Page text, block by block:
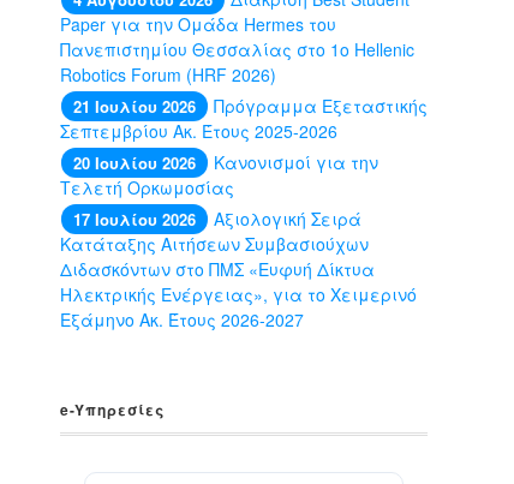
Paper για την Ομάδα Hermes του
Πανεπιστημίου Θεσσαλίας στο 1ο Hellenic
Robotics Forum (HRF 2026)
21 Ιουλίου 2026
Πρόγραμμα Εξεταστικής
Σεπτεμβρίου Ακ. Έτους 2025-2026
20 Ιουλίου 2026
Κανονισμοί για την
Τελετή Ορκωμοσίας
17 Ιουλίου 2026
Αξιολογική Σειρά
Κατάταξης Αιτήσεων Συμβασιούχων
Διδασκόντων στο ΠΜΣ «Ευφυή Δίκτυα
Ηλεκτρικής Ενέργειας», για το Χειμερινό
Εξάμηνο Ακ. Έτους 2026-2027
e-Yπηρεσίες